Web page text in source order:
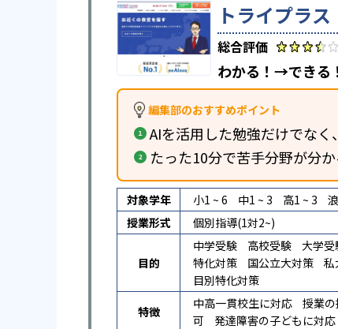
トライプラ
わかる！→できる
編集部のおすすめポイント
AIを活用した勉強だけでな
たった10分で苦手分野が分
対象学年 小1 ~ 6 中1 ~ 3 高1 ~ 3
授業形式
個別指導(1対2~)
目的
中学受験 高校受験 大学受
特化対策
国公立大対策 私
目別特化対策
特徴
中高一貫校生に対応 授業
可
発達障害の子どもに対応